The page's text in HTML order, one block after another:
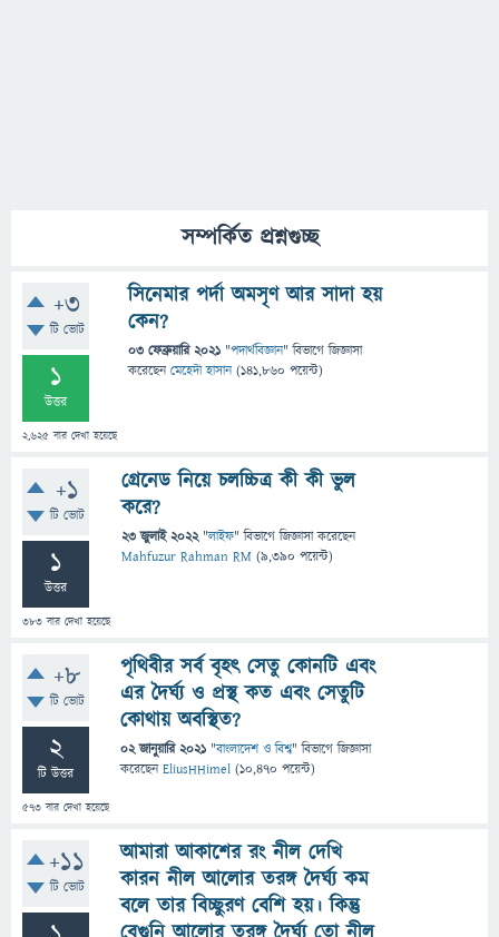
সম্পর্কিত প্রশ্নগুচ্ছ
+3
টি ভোট
1
উত্তর
2,625 বার দেখা হয়েছে
সিনেমার পর্দা অমসৃণ আর সাদা হয়
কেন?
03 ফেব্রুয়ারি 2021 "পদার্থবিজ্ঞান" বিভাগে জিজ্ঞাসা
করেছেনমেহেদী হাসান (141,860 পয়েন্ট)
+1
টি ভোট
1
উত্তর
383 বার দেখা হয়েছে
গ্রেনেড নিয়ে চলচ্চিত্র কী কী ভুল
করে?
23 জুলাই 2022 "লাইফ" বিভাগে জিজ্ঞাসাকরেছেন
Mahfuzur Rahman RM (9,390 পয়েন্ট)
+8
টি ভোট
2
টি উত্তর
573 বার দেখা হয়েছে
পৃথিবীর সর্ব বৃহৎ সেতু কোনটি এবং
এর দৈর্ঘ্য ও প্রস্থ কত এবং সেতুটি
কোথায় অবস্থিত?
02 জানুয়ারি 2021 "বাংলাদেশ ও বিশ্ব" বিভাগে জিজ্ঞাসা
করেছেনEliusHHimel (10,470 পয়েন্ট)
+11
টি ভোট
আমারা আকাশের রং নীল দেখি
কারন নীল আলোর তরঙ্গ দৈর্ঘ্য কম
বলে তার বিচ্ছুরণ বেশি হয়। কিন্তু